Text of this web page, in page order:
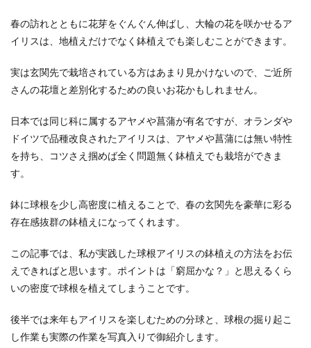
春の訪れとともに花芽をぐんぐん伸ばし、大輪の花を咲かせるア
イリスは、地植えだけでなく鉢植えでも楽しむことができます。
実は玄関先で栽培されている方はあまり見かけないので、ご近所
さんの花壇と差別化するための良いお花かもしれません。
日本では同じ科に属するアヤメや菖蒲が有名ですが、オランダや
ドイツで品種改良されたアイリスは、アヤメや菖蒲には無い特性
を持ち、コツさえ掴めば全く問題無く鉢植えでも栽培ができま
す。
鉢に球根を少し高密度に植えることで、春の玄関先を豪華に彩る
存在感抜群の鉢植えになってくれます。
この記事では、私が実践した球根アイリスの鉢植えの方法をお伝
えできればと思います。ポイントは「窮屈かな？」と思えるくら
いの密度で球根を植えてしまうことです。
後半では来年もアイリスを楽しむための分球と、球根の掘り起こ
し作業も実際の作業を写真入りで御紹介します。